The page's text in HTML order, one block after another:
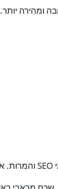
ומהירה יותר.